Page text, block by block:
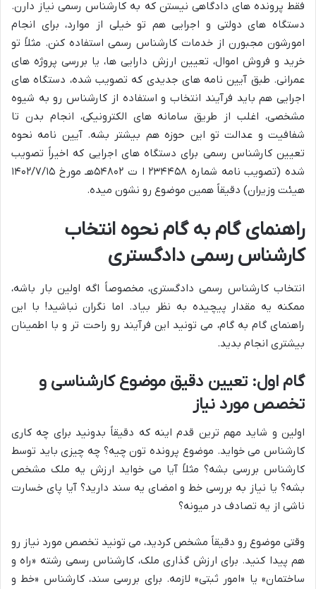
فقط پرونده های دادگاهی نیستن که به کارشناس رسمی نیاز دارن.
دستگاه های دولتی و اجرایی هم تو خیلی از موارد، برای انجام
امورشون مجبورن از خدمات کارشناس رسمی استفاده کنن. مثلاً تو
خرید و فروش اموال، تعیین ارزش دارایی ها، یا بررسی پروژه های
عمرانی. طبق آیین نامه های جدیدی که تصویب شده، دستگاه های
اجرایی هم باید فرآیند انتخاب و استفاده از کارشناس رو به شیوه
مشخصی، اغلب از طریق سامانه های الکترونیکی، انجام بدن تا
شفافیت و عدالت تو این حوزه هم بیشتر بشه. آیین نامه نحوه
تعیین کارشناس رسمی برای دستگاه های اجرایی که اخیراً تصویب
شده (تصویب نامه شماره ۲۳۴۴۵۸ ا ت ۵۴۸۰۲هـ مورخ ۱۴۰۲/۷/۱۵
هیئت وزیران) دقیقاً همین موضوع رو نشون میده.
راهنمای گام به گام نحوه انتخاب
کارشناس رسمی دادگستری
انتخاب کارشناس رسمی دادگستری، مخصوصاً اگه اولین بار باشه،
ممکنه یه مقدار پیچیده به نظر بیاد. اما نگران نباشید! با این
راهنمای گام به گام، می تونید این فرآیند رو راحت تر و با اطمینان
بیشتری انجام بدید.
گام اول: تعیین دقیق موضوع کارشناسی و
تخصص مورد نیاز
اولین و شاید مهم ترین قدم اینه که دقیقاً بدونید برای چه کاری
کارشناس می خواید. موضوع پرونده تون چیه؟ چه چیزی باید توسط
کارشناس بررسی بشه؟ مثلاً آیا می خواید ارزش یه ملک مشخص
بشه؟ یا نیاز به بررسی خط و امضای یه سند دارید؟ آیا پای خسارت
ناشی از یه تصادف در میونه؟
وقتی موضوع رو دقیقاً مشخص کردید، می تونید تخصص مورد نیاز رو
هم پیدا کنید. برای ارزش گذاری ملک، کارشناس رسمی رشته «راه و
ساختمان» یا «امور ثبتی» لازمه. برای بررسی سند، کارشناس «خط و